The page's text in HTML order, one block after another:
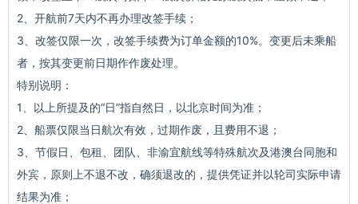
2、开航前7天内不再办理改签手续；
3、改签仅限一次，改签手续费为订单金额的10%。变更后未乘船
者，按其变更前日期作作废处理。
特别说明：
1、以上所提及的“日”指自然日，以北京时间为准；
2、船票仅限当日航次有效，过期作废，且费用不退；
3、节假日、包租、团队、非渝宜航线等特殊航次及港澳台同胞和
外宾，原则上不退不改，确须退改的，提供凭证并以轮司实际申请
结果为准；